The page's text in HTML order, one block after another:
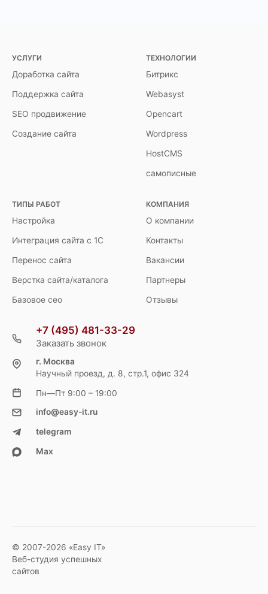
УСЛУГИ
Доработка сайта
Поддержка сайта
SEO продвижение
Создание сайта
ТЕХНОЛОГИИ
Битрикс
Webasyst
Opencart
Wordpress
HostCMS
самописные
ТИПЫ РАБОТ
Настройка
Интеграция сайта с 1С
Перенос сайта
Верстка сайта/каталога
Базовое сео
КОМПАНИЯ
О компании
Контакты
Вакансии
Партнеры
Отзывы
+7 (495) 481-33-29
Заказать звонок
г. Москва
Научный проезд, д. 8, стр.1, офис 324
Пн—Пт 9:00 – 19:00
info@easy-it.ru
telegram
Max
© 2007-2026 «Easy IT»
Веб-студия успешных
сайтов